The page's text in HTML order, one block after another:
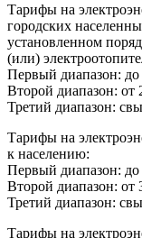
Тарифы на
городских
установленном
(или)
Первый диапазон: до
Второй диапазон: от
Третий диапазон:
Тарифы на
к населению:
Первый диапазон: до
Второй диапазон: от
Третий диапазон:
Тарифы на